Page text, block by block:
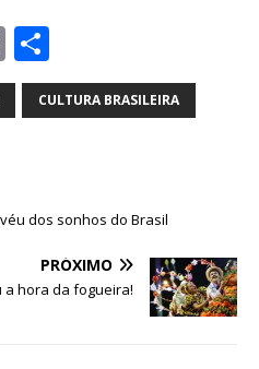
E
m
ai
h
ar
CULTURA BRASILEIRA
dos sonhos do Brasil
PRÓXIMO
a hora da fogueira!